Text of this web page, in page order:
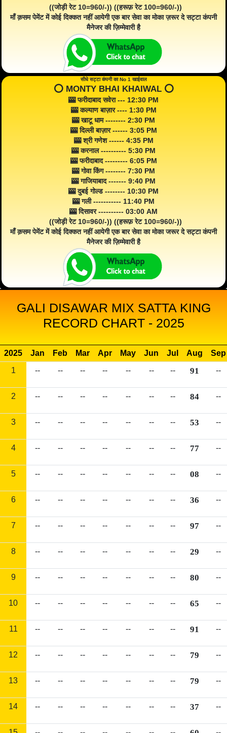
((जोड़ी रेट 10=960/-)) ((हरूफ़ रेट 100=960/-))
माँ क़सम पेमेंट में कोई दिक्कत नहीं आयेगी एक बार सेवा का मोका ज़रूर दे सट्टा कंपनी
मैनेजर की ज़िम्मेवारी है
सीधे सट्टा कंपनी का No 1 खाईवाल
⭕️ MONTY BHAI KHAIWAL ⭕️
🎰 फरीदाबाद सवेरा --- 12:30 PM
🎰 कल्याण बाज़ार ---- 1:30 PM
🎰 खाटू धाम -------- 2:30 PM
🎰 दिल्ली बाज़ार ------ 3:05 PM
🎰 श्री गणेश ------ 4:35 PM
🎰 करनाल ---------- 5:30 PM
🎰 फरीदाबाद --------- 6:05 PM
🎰 गोवा किंग -------- 7:30 PM
🎰 गाजियाबाद ------- 9:40 PM
🎰 दुबई गोल्ड -------- 10:30 PM
🎰 गली ----------- 11:40 PM
🎰 दिसावर ---------- 03:00 AM
((जोड़ी रेट 10=960/-)) ((हरूफ़ रेट 100=960/-))
माँ क़सम पेमेंट में कोई दिक्कत नहीं आयेगी एक बार सेवा का मोका जरूर दे सट्टा कंपनी
मैनेजर की ज़िम्मेवारी है
GALI DISAWAR MIX SATTA KING
RECORD CHART - 2025
2025 Jan Feb Mar Apr May Jun Jul Aug
Sep
1
-- -- -- -- -- -- -- 91 --
2 -- -- -- -- -- -- -- 84 --
3 -- -- -- -- -- -- -- 53 --
4 -- -- -- -- -- -- -- 77 --
5 -- -- -- -- -- -- -- 08 --
6 -- -- -- -- -- -- -- 36 --
7 -- -- -- -- -- -- -- 97 --
8 -- -- -- -- -- -- -- 29 --
9 -- -- -- -- -- -- -- 80 --
10 -- -- -- -- -- -- -- 65 --
11 -- -- -- -- -- -- -- 91 --
12 -- -- -- -- -- -- -- 79 --
13 -- -- -- -- -- -- -- 79 --
14 -- -- -- -- -- -- -- 37 --